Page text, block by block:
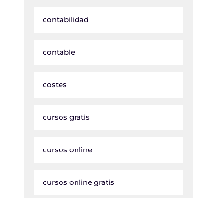
contabilidad
contable
costes
cursos gratis
cursos online
cursos online gratis